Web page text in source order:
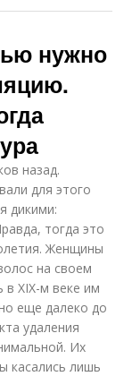
нужно
назад.
для этого
дикими:
тогда это
Женщины
на своем
XIX-м веке им
еще далеко до
удаления
Их
касались лишь